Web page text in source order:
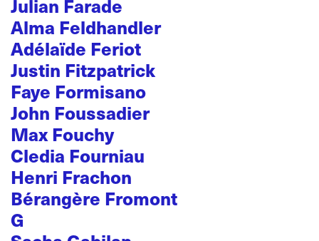
Julian Farade
Alma Feldhandler
Adélaïde Feriot
Justin Fitzpatrick
Faye Formisano
John Foussadier
Max Fouchy
Cledia Fourniau
Henri Frachon
Bérangère Fromont
G